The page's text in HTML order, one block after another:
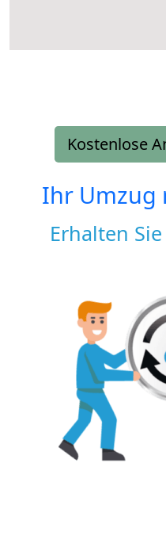
Kostenlose
Ihr Umzug
Erhalten